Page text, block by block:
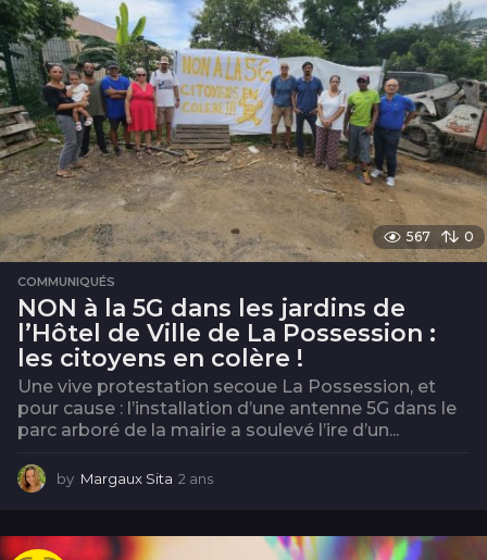
567 0
COMMUNIQUÉS
NON à la 5G dans les jardins de
l’Hôtel de Ville de La Possession :
les citoyens en colère !
Une vive protestation secoue La Possession, et
pour cause : l’installation d’une antenne 5G dans le
parc arboré de la mairie a soulevé l’ire d’un...
by Margaux Sita 2 ans
s